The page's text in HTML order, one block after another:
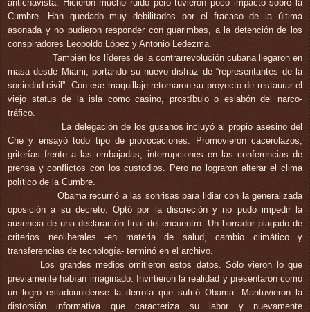
antichavista. Hicieron mucho ruido pero tuvieron poco impacto sobre la
Cumbre. Han quedado muy debilitados por el fracaso de la última
asonada y no pudieron responder con guarimbas, a la detención de los
conspiradores Leopoldo López y Antonio Ledezma.
También los líderes de la contrarrevolución cubana llegaron en
masa desde Miami, portando su nuevo disfraz de “representantes de la
sociedad civil”. Con ese maquillaje retomaron su proyecto de restaurar el
viejo status de la isla como casino, prostíbulo o eslabón del narco-
tráfico.
La delegación de los gusanos incluyó al propio asesino del
Che y ensayó todo tipo de provocaciones. Promovieron cacerolazos,
griterías frente a las embajadas, interrupciones en las conferencias de
prensa y conflictos con los custodios. Pero no lograron alterar el clima
político de la Cumbre.
Obama recurrió a las sonrisas para lidiar con la generalizada
oposición a su decreto. Optó por la discreción y no pudo impedir la
ausencia de una declaración final del encuentro. Un borrador plagado de
criterios neoliberales -en materia de salud, cambio climático y
transferencias de tecnología- terminó en el archivo.
Los grandes medios omitieron estos datos. Sólo vieron lo que
previamente habían imaginado. Invirtieron la realidad y presentaron como
un logro estadounidense la derrota que sufrió Obama. Mantuvieron la
distorsión informativa que caracteriza su labor y nuevamente